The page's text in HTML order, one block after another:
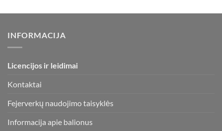
INFORMACIJA
Licencijos ir leidimai
Kontaktai
Fejerverkų naudojimo taisyklės
Informacija apie balionus